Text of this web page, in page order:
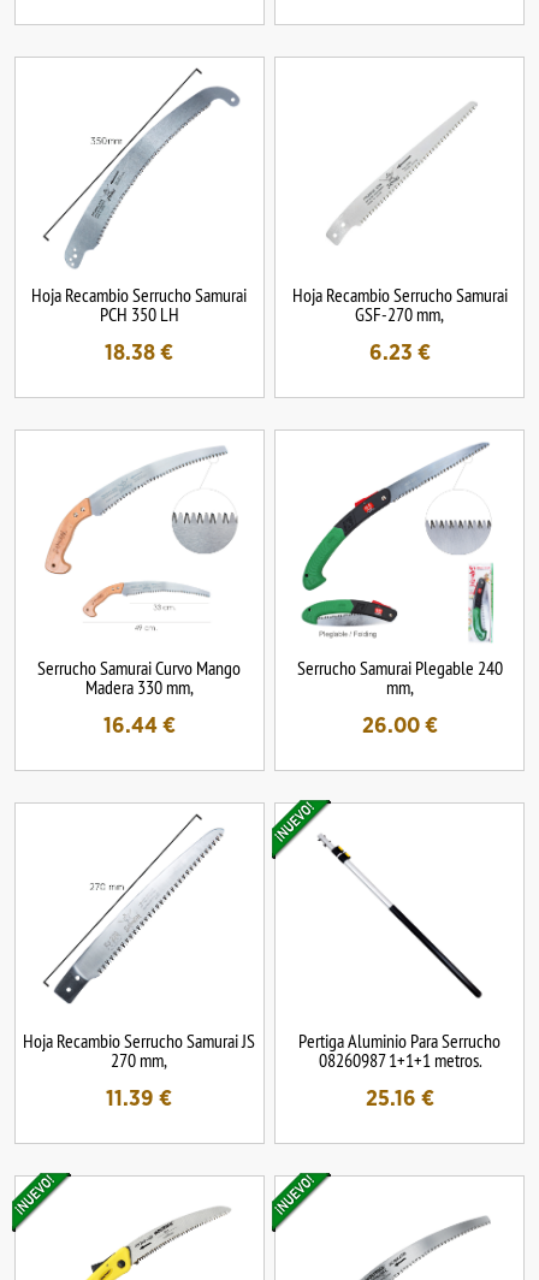
Hoja Recambio Serrucho Samurai
PCH 350 LH
18.38 €
Hoja Recambio Serrucho Samurai
GSF-270 mm,
6.23 €
Serrucho Samurai Curvo Mango
Madera 330 mm,
16.44€
Serrucho Samurai Plegable 240
mm,
26.00€
Hoja Recambio Serrucho Samurai JS
270 mm,
11.39 €
Pertiga Aluminio Para Serrucho
08260987 1+1+1 metros.
25.16 €